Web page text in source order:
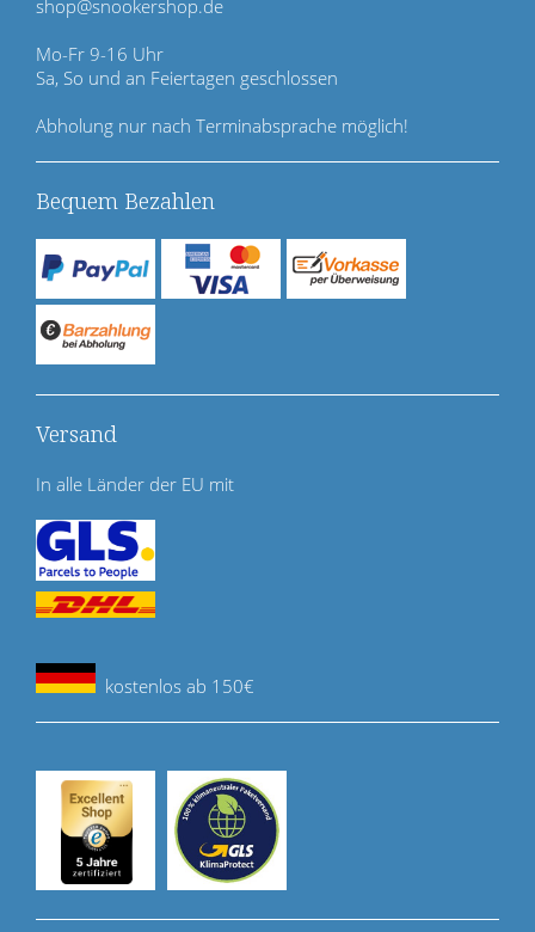
i
n
g
e
n
shop@snookershop.de
Mo-Fr 9-16 Uhr
Sa, So und an Feiertagen geschlossen
Abholung nur nach Terminabsprache möglich!
Bequem Bezahlen
Versand
In alle Länder der EU mit
kostenlos ab 150€